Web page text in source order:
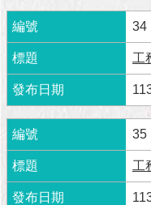
網
站
資
料
開
放
宣
告
隱
私
權
34
工
35
工